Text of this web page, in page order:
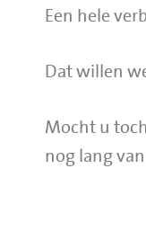
Een hele
Dat willen
Mocht u
nog lang